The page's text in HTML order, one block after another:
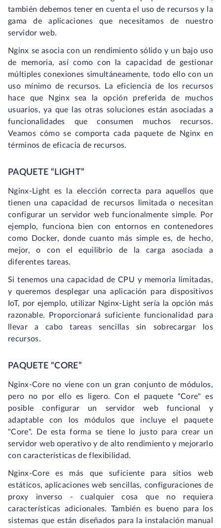
también debemos tener en cuenta el uso de recursos y la
gama de aplicaciones que necesitamos de nuestro
servidor web.
Nginx se asocia con un rendimiento sólido y un bajo uso
de memoria, así como con la capacidad de gestionar
múltiples conexiones simultáneamente, todo ello con un
uso mínimo de recursos. La eficiencia de los recursos
hace que Nginx sea la opción preferida de muchos
usuarios, ya que las otras soluciones están asociadas a
funcionalidades que consumen muchos recursos.
Veamos cómo se comporta cada paquete de Nginx en
términos de eficacia de recursos.
PAQUETE “LIGHT”
Nginx-Light es la elección correcta para aquellos que
tienen una capacidad de recursos limitada o necesitan
configurar un servidor web funcionalmente simple. Por
ejemplo, funciona bien con entornos en contenedores
como Docker, donde cuanto más simple es, de hecho,
mejor, o con el equilibrio de la carga asociada a
diferentes tareas.
Si tenemos una capacidad de CPU y memoria limitadas,
y queremos desplegar una aplicación para dispositivos
IoT, por ejemplo, utilizar Nginx-Light sería la opción más
razonable. Proporcionará suficiente funcionalidad para
llevar a cabo tareas sencillas sin sobrecargar los
recursos.
PAQUETE “CORE”
Nginx-Core no viene con un gran conjunto de módulos,
pero no por ello es ligero. Con el paquete "Core" es
posible configurar un servidor web funcional y
adaptable con los módulos que incluye el paquete
"Core". De esta forma se tiene lo justo para crear un
servidor web operativo y de alto rendimiento y mejorarlo
con características de flexibilidad.
Nginx-Core es más que suficiente para sitios web
estáticos, aplicaciones web sencillas, configuraciones de
proxy inverso - cualquier cosa que no requiera
características adicionales. También es bueno para los
sistemas que están diseñados para la instalación manual